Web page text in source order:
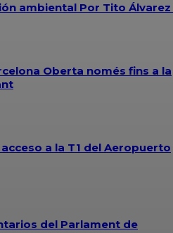
ambiental Por Tito Álvarez
Oberta només fins a la
a la T1 del Aeropuerto
del Parlament de